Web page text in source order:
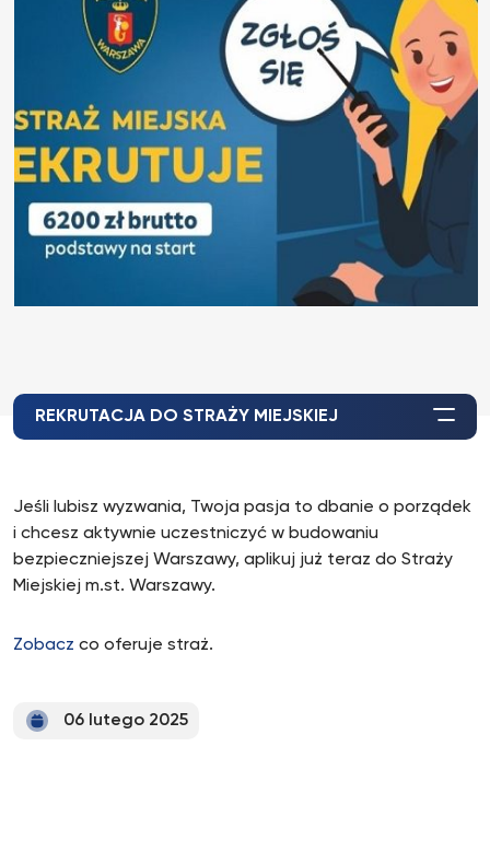
REKRUTACJA DO STRAŻY MIEJSKIEJ
Jeśli lubisz wyzwania, Twoja pasja to dbanie o porządek
i chcesz aktywnie uczestniczyć w budowaniu
bezpieczniejszej Warszawy, aplikuj już teraz do Straży
Miejskiej m.st. Warszawy.
Zobacz co oferuje straż.
06 lutego 2025